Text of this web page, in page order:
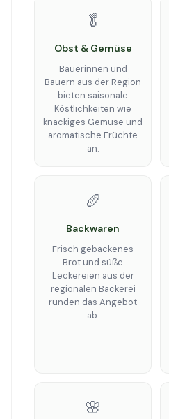
🥬
Obst & Gemüse
Bäuerinnen und
Bauern aus der Region
bieten saisonale
Köstlichkeiten wie
knackiges Gemüse und
aromatische Früchte
an.
🥖
Backwaren
Frisch gebackenes
Brot und süße
Leckereien aus der
regionalen Bäckerei
runden das Angebot
ab.
🌸